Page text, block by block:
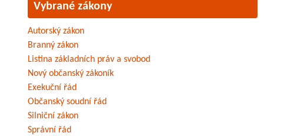
Vybrané zákony
Autorský zákon
Branný zákon
Listina základních práv a svobod
Nový občanský zákoník
Exekuční řád
Občanský soudní řád
Silniční zákon
Správní řád